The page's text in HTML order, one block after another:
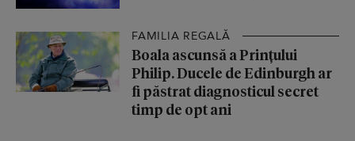
FAMILIA REGALĂ
Boala ascunsă a Prințului
Philip. Ducele de Edinburgh ar
fi păstrat diagnosticul secret
timp de opt ani